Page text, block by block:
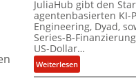
h
l
e
n
i
s
C
o
u
r
s
o
JuliaHub gibt den
agentenbasierten
Engineering, Dyad,
Series-B-
US-Dollar…
Weiterlesen:
E